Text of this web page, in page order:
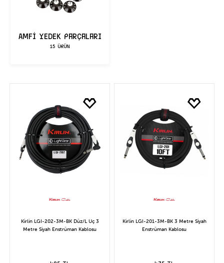
Amfi Yedek Parçaları
15 ÜRÜN
Kirlin LGI-202-3M-BK Düz/L Uç 3
Metre Siyah Enstrüman Kablosu
Kirlin LGI-201-3M-BK 3 Metre Siyah
Enstrüman Kablosu